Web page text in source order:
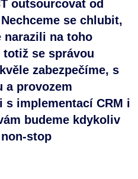
outsourcovat od
se chlubit,
narazili na toho
totiž se správou
zabezpečíme, s
a provozem
implementací CRM i
budeme kdykoliv
stop